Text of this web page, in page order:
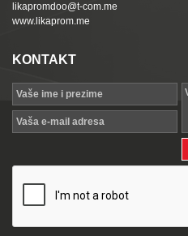
likapromdoo@t-com.me
www.likaprom.me
KONTAKT